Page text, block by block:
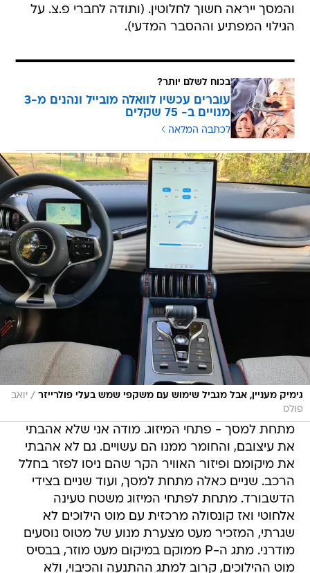
והמסך ייראה חשוך לחלוטין. (ותודה לחברי פ.צ. על
הגילוי המפתיע וההסבר המדעי).
בכוח לשלם יותר?
עוברים עכשיו לוואלה מובייל ונהנים מ-3
מנויים ב- 75 שקלים
לכתבה המלאה
גימיק מעניין, אבל מגביל שימוש עם משקפי שמש בעלי פולרייזר / יואב
פולס
מתחת למסך - פתחי המיזוג. מודה אני שלא אהבתי
את עיצובם, והחומר ממנו הם עשויים. גם לא אהבתי
את מיקומם ופיזור האוויר הקר שהם ניסו לפזר בחלל
הרכב. שניים כאלה מתחת למסך, ועוד שניים בצידי
הדשבורד. מתחת לפתחי המיזוג משטח טעינה
אלחוטי ואז קונסולה מרכזית עם מוט הילוכים לא
שגרתי, המזכיר מעט מצערת מנוע של מטוס נוסעים
מודרני. מתג ה-P ממוקם במיקום מעט מוזר, בבסיס
מוט ההילוכים, קרוב למתג ההתנעה והכיבוי, ולא